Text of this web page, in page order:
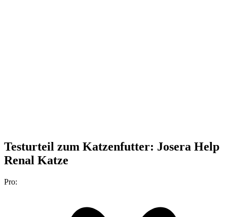
Testurteil zum Katzenfutter: Josera Help
Renal Katze
Pro: